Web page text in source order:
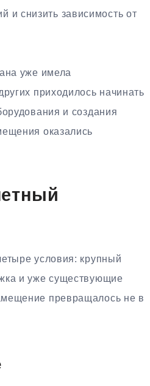
и снизить зависимость от
уже имела
приходилось начинать
и создания
оказались
условия: крупный
и уже существующие
превращалось не в